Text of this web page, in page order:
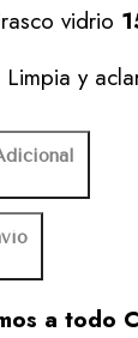
vidrio
Limpia y
a todo